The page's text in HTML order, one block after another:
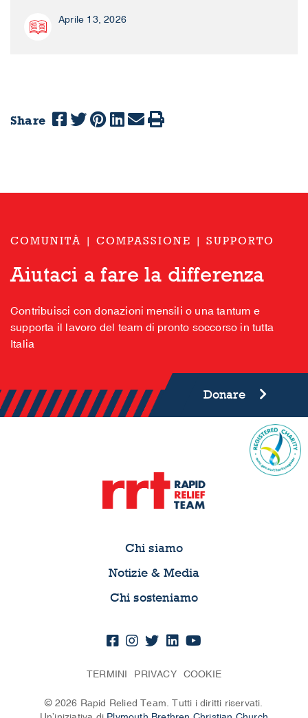
Aprile 13, 2026
Share
COMUNITÀ | COMPASSIONE | SUPPORTO
Aiutaci a fare la differenza
Contribuisci con donazioni mensili o una tantum e
supporta il lavoro del team di pronto soccorso in tutta
Italia
Donare
Chi siamo
Notizie & Media
Chi sosteniamo
TERMINI PRIVACY COOKIE
© 2026 Rapid Relied Team. Tutti i diritti riservati.